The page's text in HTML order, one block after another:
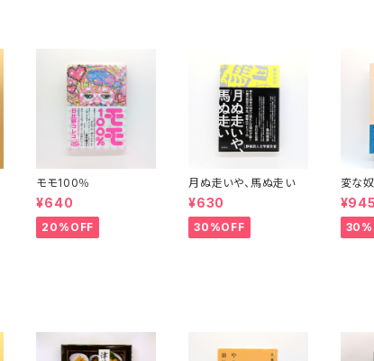
モモ100％
¥640
20%OFF
月ぬ走いや、馬ぬ走い
¥630
30%OFF
変な
¥945